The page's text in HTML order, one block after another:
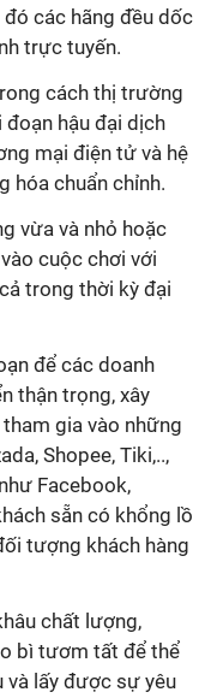
các hãng đều dốc
trực tuyến.
cách thị trường
đoạn hậu đại dịch
mại điện tử và hệ
hóa chuẩn chỉnh.
vừa và nhỏ hoặc
cuộc chơi với
trong thời kỳ đại
để các doanh
thận trọng, xây
gia vào những
Shopee, Tiki,..,
Facebook,
sẵn có khổng lồ
tượng khách hàng
chất lượng,
bì tươm tất để thể
và lấy được sự yêu